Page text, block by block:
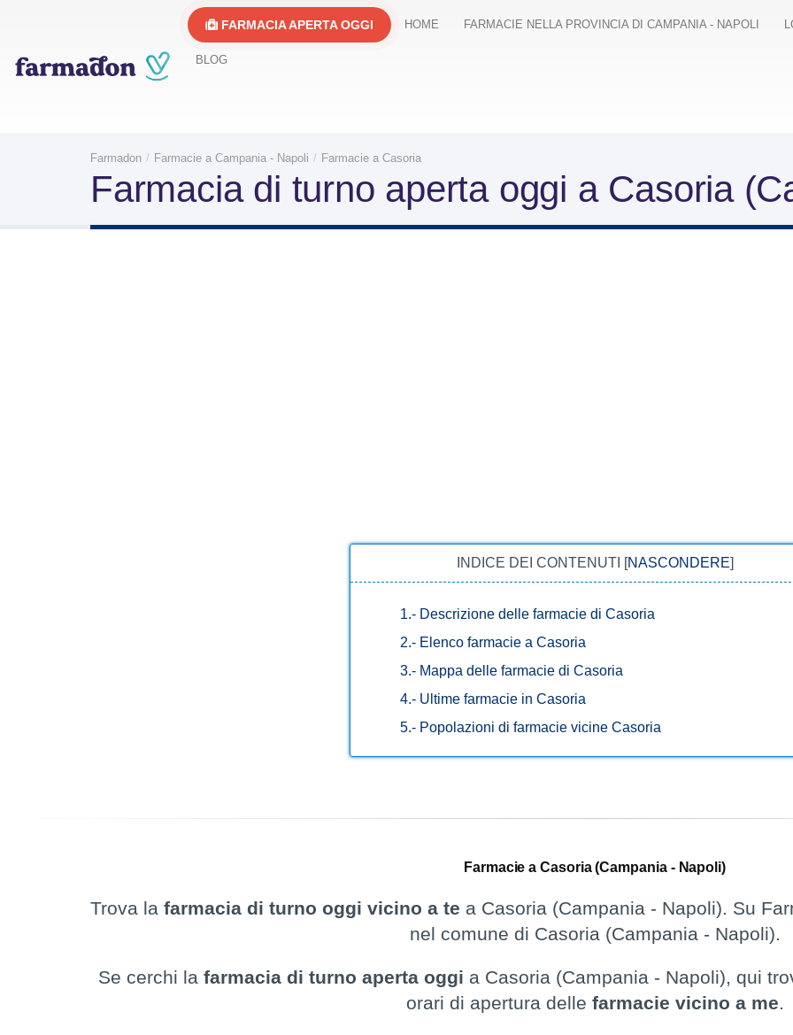
FARMACIA APERTA OGGI HOME FARMACIE NELLA PROVINCIA DI CAMPANIA - NAPOLI
BLOG
Farmadon Farmacie a Campania - Napoli Farmacie a Casoria
Farmacia di turno aperta oggi a Casoria
INDICE DEI CONTENUTI [NASCONDERE]
1.- Descrizione delle farmacie di Casoria
2.- Elenco farmacie a Casoria
3.- Mappa delle farmacie di Casoria
4.- Ultime farmacie in Casoria
5.- Popolazioni di farmacie vicine Casoria
Farmacie a Casoria (Campania - Napoli)
Trova la farmacia di turno oggi vicino a te a Casoria (Campania - Napoli). Su
nel comune di Casoria (Campania - Napoli).
Se cerchi la farmacia di turno aperta oggi a Casoria (Campania - Napoli), qui
orari di apertura delle farmacie vicino a me.